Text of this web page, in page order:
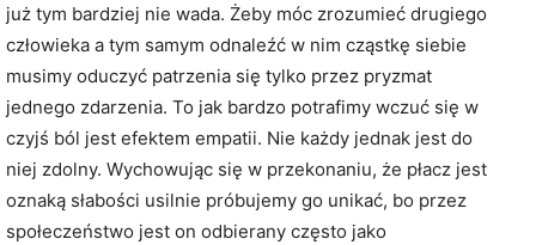
już tym bardziej nie wada. Żeby móc zrozumieć drugiego
człowieka a tym samym odnaleźć w nim cząstkę siebie
musimy oduczyć patrzenia się tylko przez pryzmat
jednego zdarzenia. To jak bardzo potrafimy wczuć się w
czyjś ból jest efektem empatii. Nie każdy jednak jest do
niej zdolny. Wychowując się w przekonaniu, że płacz jest
oznaką słabości usilnie próbujemy go unikać, bo przez
społeczeństwo jest on odbierany często jako